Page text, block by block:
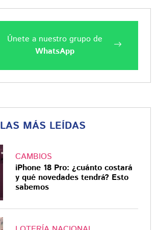
Únete a nuestro grupo de
WhatsApp
LAS MÁS LEÍDAS
CAMBIOS
iPhone 18 Pro: ¿cuánto costará
y qué novedades tendrá? Esto
sabemos